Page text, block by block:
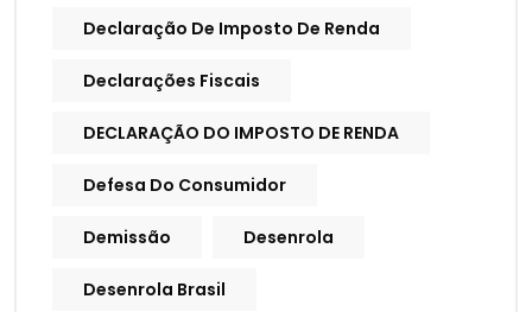
Declaração De Imposto De Renda
Declarações Fiscais
DECLARAÇÃO DO IMPOSTO DE RENDA
Defesa Do Consumidor
Demissão Desenrola
Desenrola Brasil